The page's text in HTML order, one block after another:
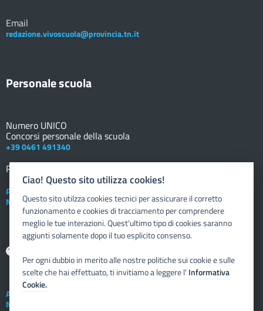
Email
redazione.vivoscuola@provincia.tn.it
Personale scuola
Numero UNICO
Concorsi personale della scuola
+39 0461 491340
Registro elettronico
Posta elettronica istituzionale
Nuovo sportello dipendente
Assistenza tecnica
Note legali
Ciao! Questo sito utilizza cookies!
Questo sito utilzza cookies tecnici per assicurare il corretto
funzionamento e cookies di tracciamento per comprendere
meglio le tue interazioni. Quest'ultimo tipo di cookies saranno
aggiunti solamente dopo il tuo esplicito consenso.
Per ogni dubbio in merito alle nostre politiche sui cookie e sulle
scelte che hai effettuato, ti invitiamo a leggere l' Informativa
Cookie.